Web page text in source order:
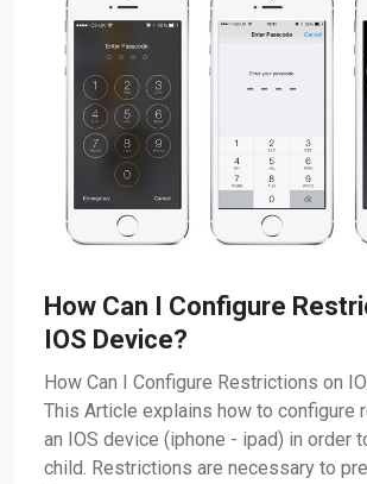
How Can I Configure
IOS Device?
How Can I Configure Restrictions on
This Article explains how to configure
an IOS device (iphone - ipad) in order
child. Restrictions are necessary to